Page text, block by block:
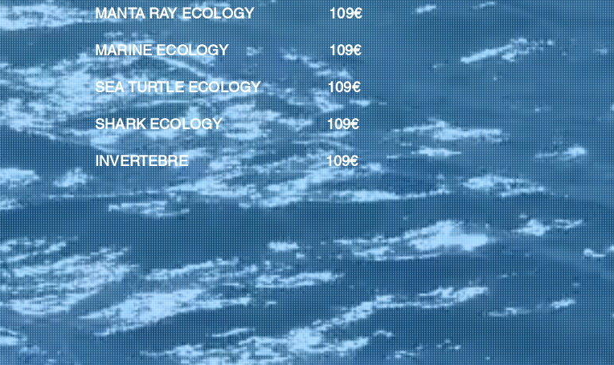
MANTA RAY ECOLOGY 109€
MARINE ECOLOGY 109€
SEA TURTLE ECOLOGY 109€
SHARK ECOLOGY 109€
INVERTEBRE 109€